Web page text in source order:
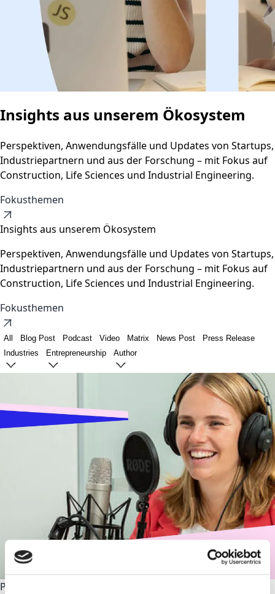
Insights aus unserem Ökosystem
Perspektiven, Anwendungsfälle und Updates von Startups,
Industriepartnern und aus der Forschung – mit Fokus auf
Construction, Life Sciences und Industrial Engineering.
Fokusthemen
Insights aus unserem Ökosystem
Perspektiven, Anwendungsfälle und Updates von Startups,
Industriepartnern und aus der Forschung – mit Fokus auf
Construction, Life Sciences und Industrial Engineering.
Fokusthemen
All Blog Post Podcast Video Matrix News Post
Press Release
Industries
Entrepreneurship Author
Podcast